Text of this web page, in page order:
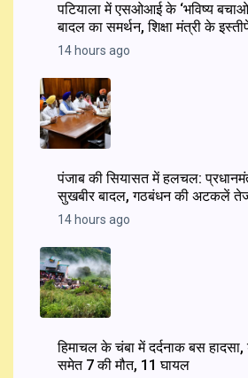
पटियाला में एसओआई के ‘भविष्य बचाओ
बादल का समर्थन, शिक्षा मंत्री के
14 hours ago
पंजाब की सियासत में हलचल:
सुखबीर बादल, गठबंधन की अटकलें
14 hours ago
हिमाचल के चंबा में दर्दनाक बस
समेत 7 की मौत, 11 घायल